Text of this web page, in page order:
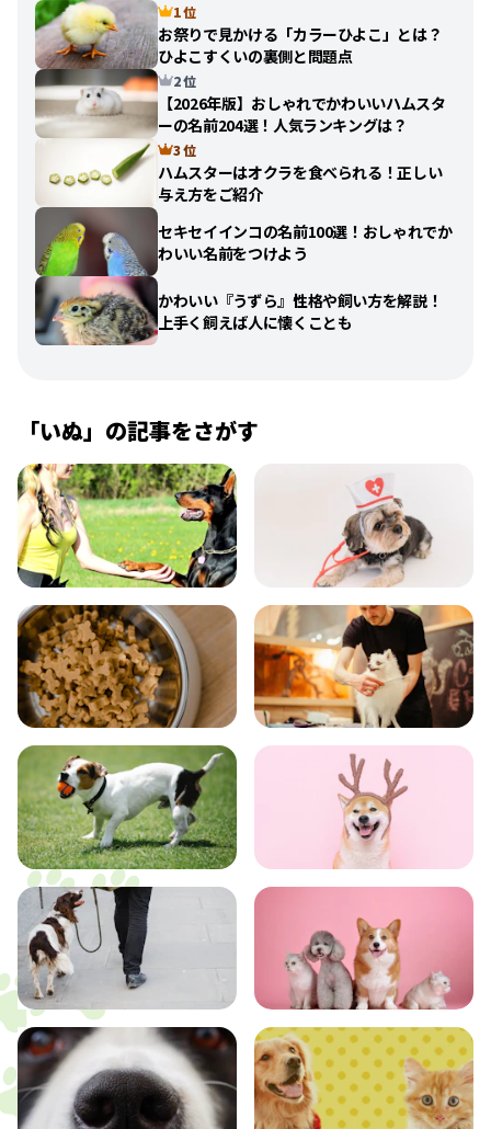
1 位
お祭りで見かける「カラーひよこ」とは？
ひよこすくいの裏側と問題点
2 位
【2026年版】おしゃれでかわいいハムスタ
ーの名前204選！人気ランキングは？
3 位
ハムスターはオクラを食べられる！正しい
与え方をご紹介
セキセイインコの名前100選！おしゃれでか
わいい名前をつけよう
かわいい『うずら』性格や飼い方を解説！
上手く飼えば人に懐くことも
「いぬ」の記事をさがす
飼い方 健康
食事 お手入れ
トレーニング グッズ
おでかけ 図鑑